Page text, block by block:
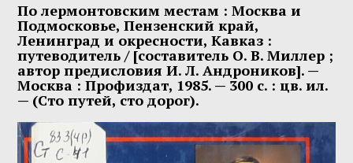
По лермонтовским местам : Москва и
Подмосковье, Пензенский край,
Ленинград и окресности, Кавказ :
путеводитель / [составитель О. В. Миллер ;
автор предисловия И. Л. Андроников]. —
Москва : Профиздат, 1985. — 300 с. : цв. ил.
— (Сто путей, сто дорог).